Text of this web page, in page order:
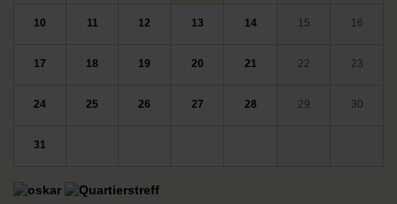
10 11 12 13 14 15 16
17 18 19 20 21 22 23
24 25 26 27 28 29 30
31